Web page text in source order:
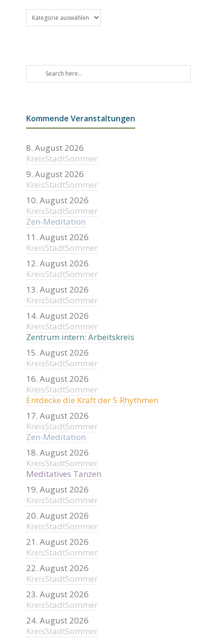
Kategorien
Kommende Veranstaltungen
8. August 2026
KreisStadtSommer
9. August 2026
KreisStadtSommer
10. August 2026
KreisStadtSommer
Zen-Meditation
11. August 2026
KreisStadtSommer
12. August 2026
KreisStadtSommer
13. August 2026
KreisStadtSommer
14. August 2026
KreisStadtSommer
Zentrum intern: Arbeitskreis
15. August 2026
KreisStadtSommer
16. August 2026
KreisStadtSommer
Entdecke die Kraft der 5 Rhythmen
17. August 2026
KreisStadtSommer
Zen-Meditation
18. August 2026
KreisStadtSommer
Meditatives Tanzen
19. August 2026
KreisStadtSommer
20. August 2026
KreisStadtSommer
21. August 2026
KreisStadtSommer
22. August 2026
KreisStadtSommer
23. August 2026
KreisStadtSommer
24. August 2026
KreisStadtSommer